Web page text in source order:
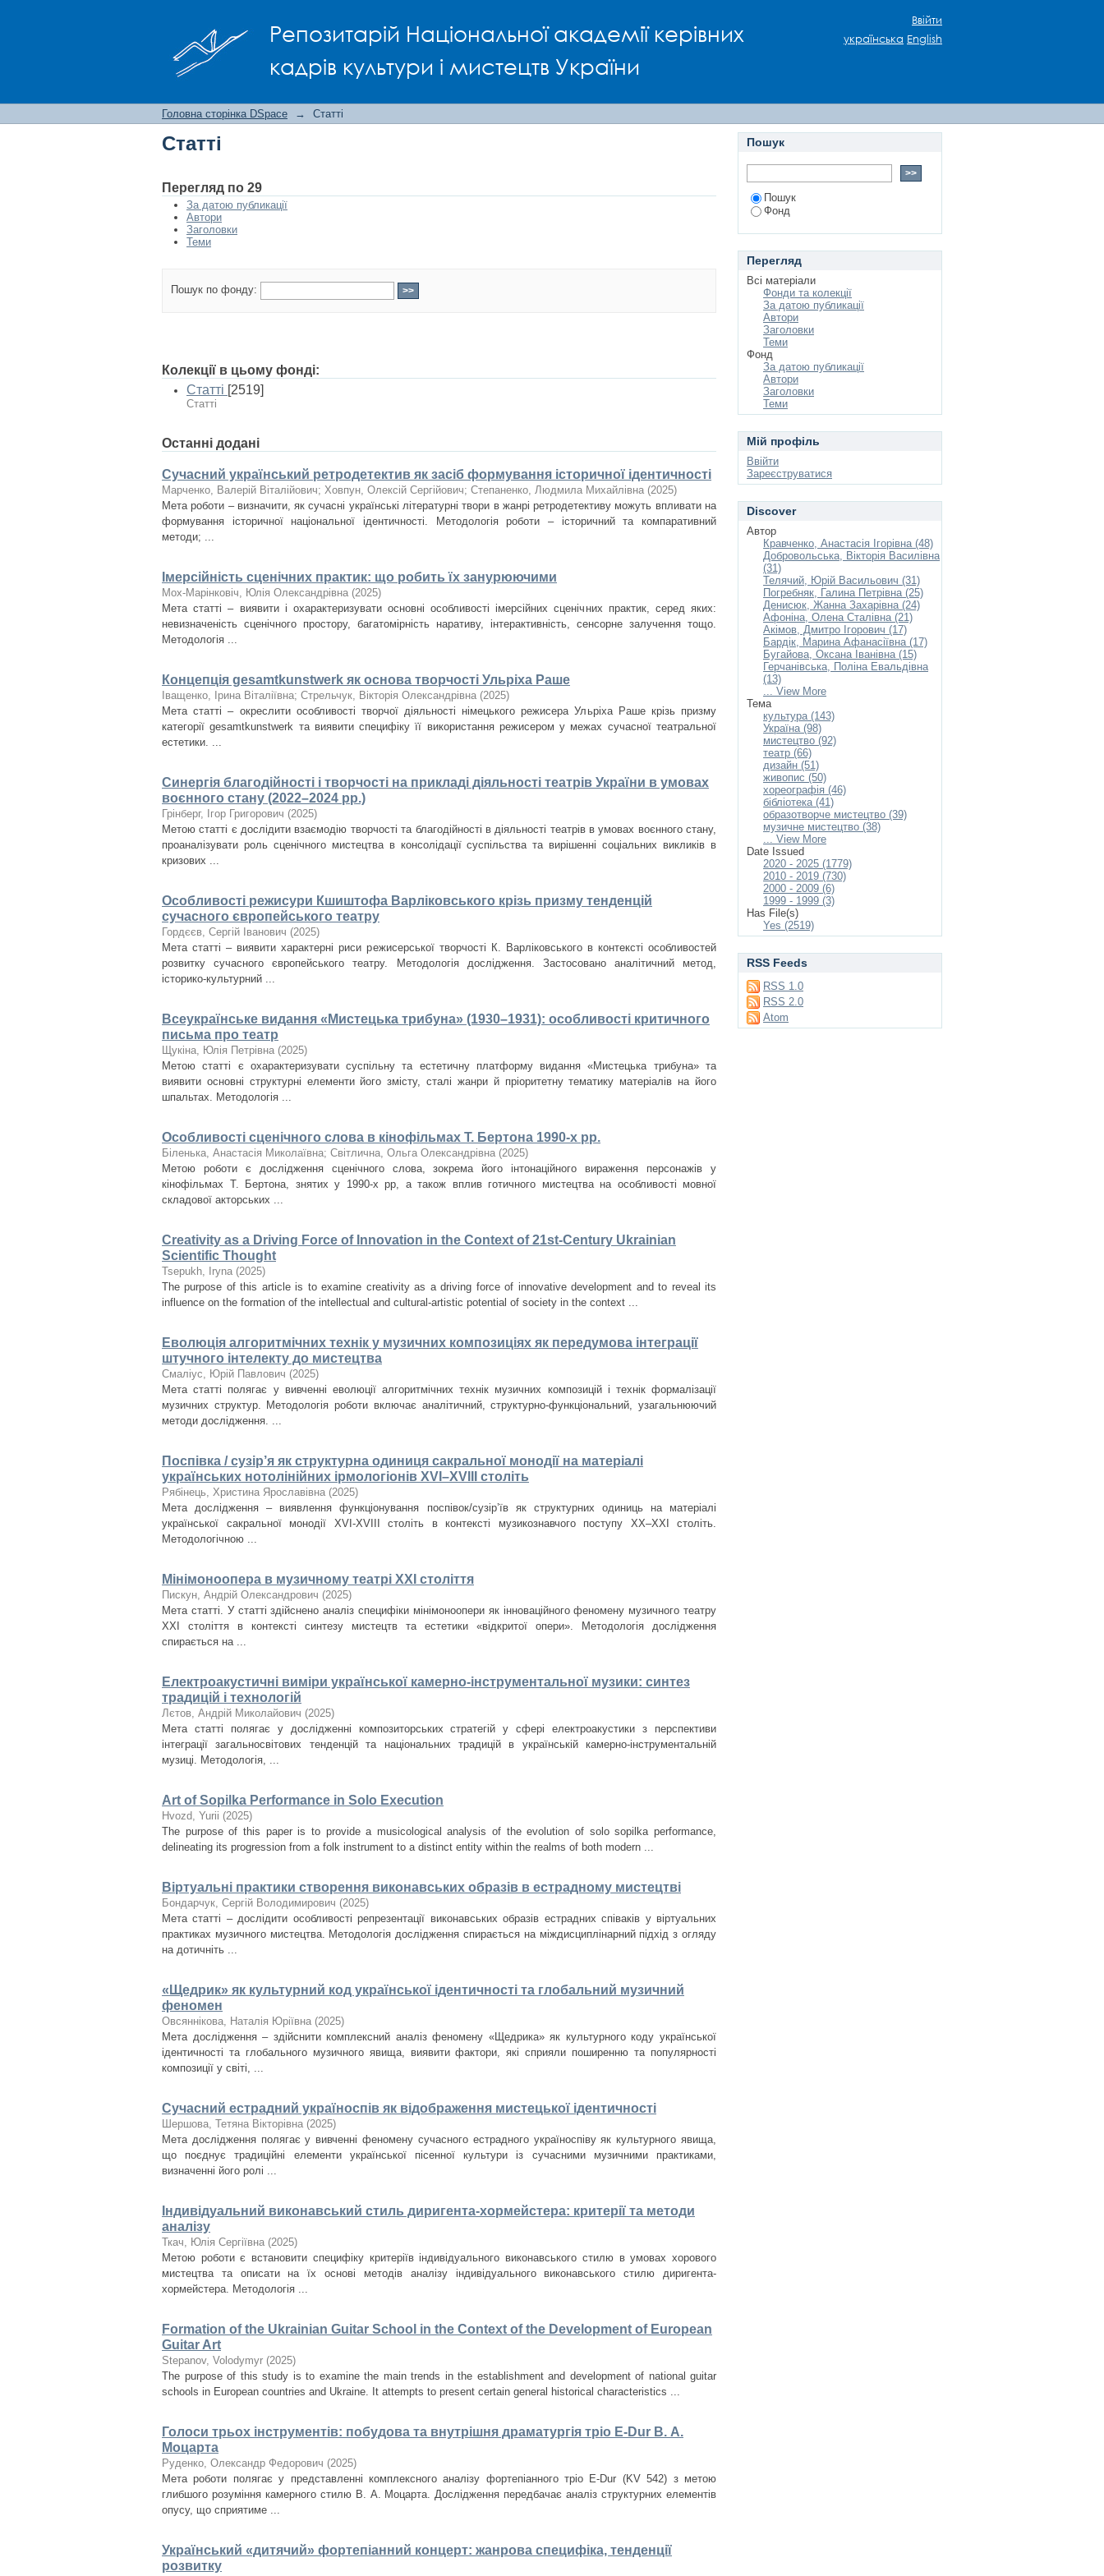
Репозитарій Національної академії керівних
кадрів культури і мистецтв України
Ввійти
українська English
Головна сторінка DSpace → Статті
Статті
Перегляд по 29
За датою публикації
Автори
Заголовки
Теми
Пошук по фонду:
Колекції в цьому фонді:
Статті [2519]
Статті
Останні додані
Сучасний український ретродетектив як засіб формування історичної ідентичності
Марченко, Валерій Віталійович; Ховпун, Олексій Сергійович; Степаненко, Людмила Михайлівна (2025)
Мета роботи – визначити, як сучасні українські літературні твори в жанрі ретродетективу можуть впливати на
формування історичної національної ідентичності. Методологія роботи – історичний та компаративний
методи; ...
Імерсійність сценічних практик: що робить їх занурюючими
Мох-Марінковіч, Юлія Олександрівна (2025)
Мета статті – виявити і охарактеризувати основні особливості імерсійних сценічних практик, серед яких:
невизначеність сценічного простору, багатомірність наративу, інтерактивність, сенсорне залучення тощо.
Методологія ...
Концепція gesamtkunstwerk як основа творчості Ульріха Раше
Іващенко, Ірина Віталіївна; Стрельчук, Вікторія Олександрівна (2025)
Мета статті – окреслити особливості творчої діяльності німецького режисера Ульріха Раше крізь призму
категорії gesamtkunstwerk та виявити специфіку її використання режисером у межах сучасної театральної
естетики. ...
Синергія благодійності і творчості на прикладі діяльності театрів України в умовах
воєнного стану (2022–2024 рр.)
Грінберг, Ігор Григорович (2025)
Метою статті є дослідити взаємодію творчості та благодійності в діяльності театрів в умовах воєнного стану,
проаналізувати роль сценічного мистецтва в консолідації суспільства та вирішенні соціальних викликів в
кризових ...
Особливості режисури Кшиштофа Варліковського крізь призму тенденцій
сучасного європейського театру
Гордєєв, Сергій Іванович (2025)
Мета статті – виявити характерні риси режисерської творчості К. Варліковського в контексті особливостей
розвитку сучасного європейського театру. Методологія дослідження. Застосовано аналітичний метод,
історико-культурний ...
Всеукраїнське видання «Мистецька трибуна» (1930–1931): особливості критичного
письма про театр
Щукіна, Юлія Петрівна (2025)
Метою статті є охарактеризувати суспільну та естетичну платформу видання «Мистецька трибуна» та
виявити основні структурні елементи його змісту, сталі жанри й пріоритетну тематику матеріалів на його
шпальтах. Методологія ...
Особливості сценічного слова в кінофільмах Т. Бертона 1990-х рр.
Біленька, Анастасія Миколаївна; Світлична, Ольга Олександрівна (2025)
Метою роботи є дослідження сценічного слова, зокрема його інтонаційного вираження персонажів у
кінофільмах Т. Бертона, знятих у 1990-х рр, а також вплив готичного мистецтва на особливості мовної
складової акторських ...
Creativity as a Driving Force of Innovation in the Context of 21st-Century Ukrainian
Scientific Thought
Tsepukh, Iryna (2025)
The purpose of this article is to examine creativity as a driving force of innovative development and to reveal its
influence on the formation of the intellectual and cultural-artistic potential of society in the context ...
Еволюція алгоритмічних технік у музичних композиціях як передумова інтеграції
штучного інтелекту до мистецтва
Смаліус, Юрій Павлович (2025)
Мета статті полягає у вивченні еволюції алгоритмічних технік музичних композицій і технік формалізації
музичних структур. Методологія роботи включає аналітичний, структурно-функціональний, узагальнюючий
методи дослідження. ...
Поспівка / сузір’я як структурна одиниця сакральної монодії на матеріалі
українських нотолінійних ірмологіонів XVI–XVIII століть
Рябінець, Христина Ярославівна (2025)
Мета дослідження – виявлення функціонування поспівок/сузір’їв як структурних одиниць на матеріалі
української сакральної монодії XVI-XVIII cтоліть в контексті музикознавчого поступу ХХ–ХХІ століть.
Методологічною ...
Мінімоноопера в музичному театрі ХХІ століття
Пискун, Андрій Олександрович (2025)
Мета статті. У статті здійснено аналіз специфіки мінімоноопери як інноваційного феномену музичного театру
ХХІ століття в контексті синтезу мистецтв та естетики «відкритої опери». Методологія дослідження
спирається на ...
Електроакустичні виміри української камерно-інструментальної музики: синтез
традицій і технологій
Лєтов, Андрій Миколайович (2025)
Мета статті полягає у дослідженні композиторських стратегій у сфері електроакустики з перспективи
інтеграції загальносвітових тенденцій та національних традицій в українській камерно-інструментальній
музиці. Методологія, ...
Art of Sopilka Performance in Solo Execution
Нvozd, Yurii (2025)
The purpose of this paper is to provide a musicological analysis of the evolution of solo sopilka performance,
delineating its progression from a folk instrument to a distinct entity within the realms of both modern ...
Віртуальні практики створення виконавських образів в естрадному мистецтві
Бондарчук, Сергій Володимирович (2025)
Мета статті – дослідити особливості репрезентації виконавських образів естрадних співаків у віртуальних
практиках музичного мистецтва. Методологія дослідження спирається на міждисциплінарний підхід з огляду
на дотичніть ...
«Щедрик» як культурний код української ідентичності та глобальний музичний
феномен
Овсяннікова, Наталія Юріївна (2025)
Мета дослідження – здійснити комплексний аналіз феномену «Щедрика» як культурного коду української
ідентичності та глобального музичного явища, виявити фактори, які сприяли поширенню та популярності
композиції у світі, ...
Сучасний естрадний україноспів як відображення мистецької ідентичності
Шершова, Тетяна Вікторівна (2025)
Мета дослідження полягає у вивченні феномену сучасного естрадного україноспіву як культурного явища,
що поєднує традиційні елементи української пісенної культури із сучасними музичними практиками,
визначенні його ролі ...
Індивідуальний виконавський стиль диригента-хормейстера: критерії та методи
аналізу
Ткач, Юлія Сергіївна (2025)
Метою роботи є встановити специфіку критеріїв індивідуального виконавського стилю в умовах хорового
мистецтва та описати на їх основі методів аналізу індивідуального виконавського стилю диригента-
хормейстера. Методологія ...
Formation of the Ukrainian Guitar School in the Context of the Development of European
Guitar Art
Stepanov, Volodymyr (2025)
The purpose of this study is to examine the main trends in the establishment and development of national guitar
schools in European countries and Ukraine. It attempts to present certain general historical characteristics ...
Голоси трьох інструментів: побудова та внутрішня драматургія тріо E-Dur В. А.
Моцарта
Руденко, Олександр Федорович (2025)
Мета роботи полягає у представленні комплексного аналізу фортепіанного тріо E-Dur (KV 542) з метою
глибшого розуміння камерного стилю В. А. Моцарта. Дослідження передбачає аналіз структурних елементів
опусу, що сприятиме ...
Український «дитячий» фортепіанний концерт: жанрова специфіка, тенденції
розвитку
Пошук
Пошук
Фонд
Перегляд
Всі матеріали
Фонди та колекції
За датою публикації
Автори
Заголовки
Теми
Фонд
За датою публикації
Автори
Заголовки
Теми
Мій профіль
Ввійти
Зареєструватися
Discover
Автор
Кравченко, Анастасія Ігорівна (48)
Добровольська, Вікторія Василівна
(31)
Телячий, Юрій Васильович (31)
Погребняк, Галина Петрівна (25)
Денисюк, Жанна Захарівна (24)
Афоніна, Олена Сталівна (21)
Акімов, Дмитро Ігорович (17)
Бардік, Марина Афанасіївна (17)
Бугайова, Оксана Іванівна (15)
Герчанівська, Поліна Евальдівна
(13)
... View More
Тема
культура (143)
Україна (98)
мистецтво (92)
театр (66)
дизайн (51)
живопис (50)
хореографія (46)
бібліотека (41)
образотворче мистецтво (39)
музичне мистецтво (38)
... View More
Date Issued
2020 - 2025 (1779)
2010 - 2019 (730)
2000 - 2009 (6)
1999 - 1999 (3)
Has File(s)
Yes (2519)
RSS Feeds
RSS 1.0
RSS 2.0
Atom